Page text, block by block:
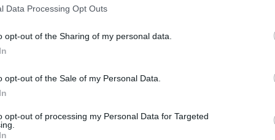
Data Processing Opt Outs
opt-out of the Sharing of my personal data.
opt-out of the Sale of my Personal Data.
opt-out of processing my Personal Data for Targeted
dvou letech vrací k
kalamitou. Podle údajů
statistického úřadu
což bylo
Na vrcholu kůrovcové
krychlových metrů,
z týrání zvířat